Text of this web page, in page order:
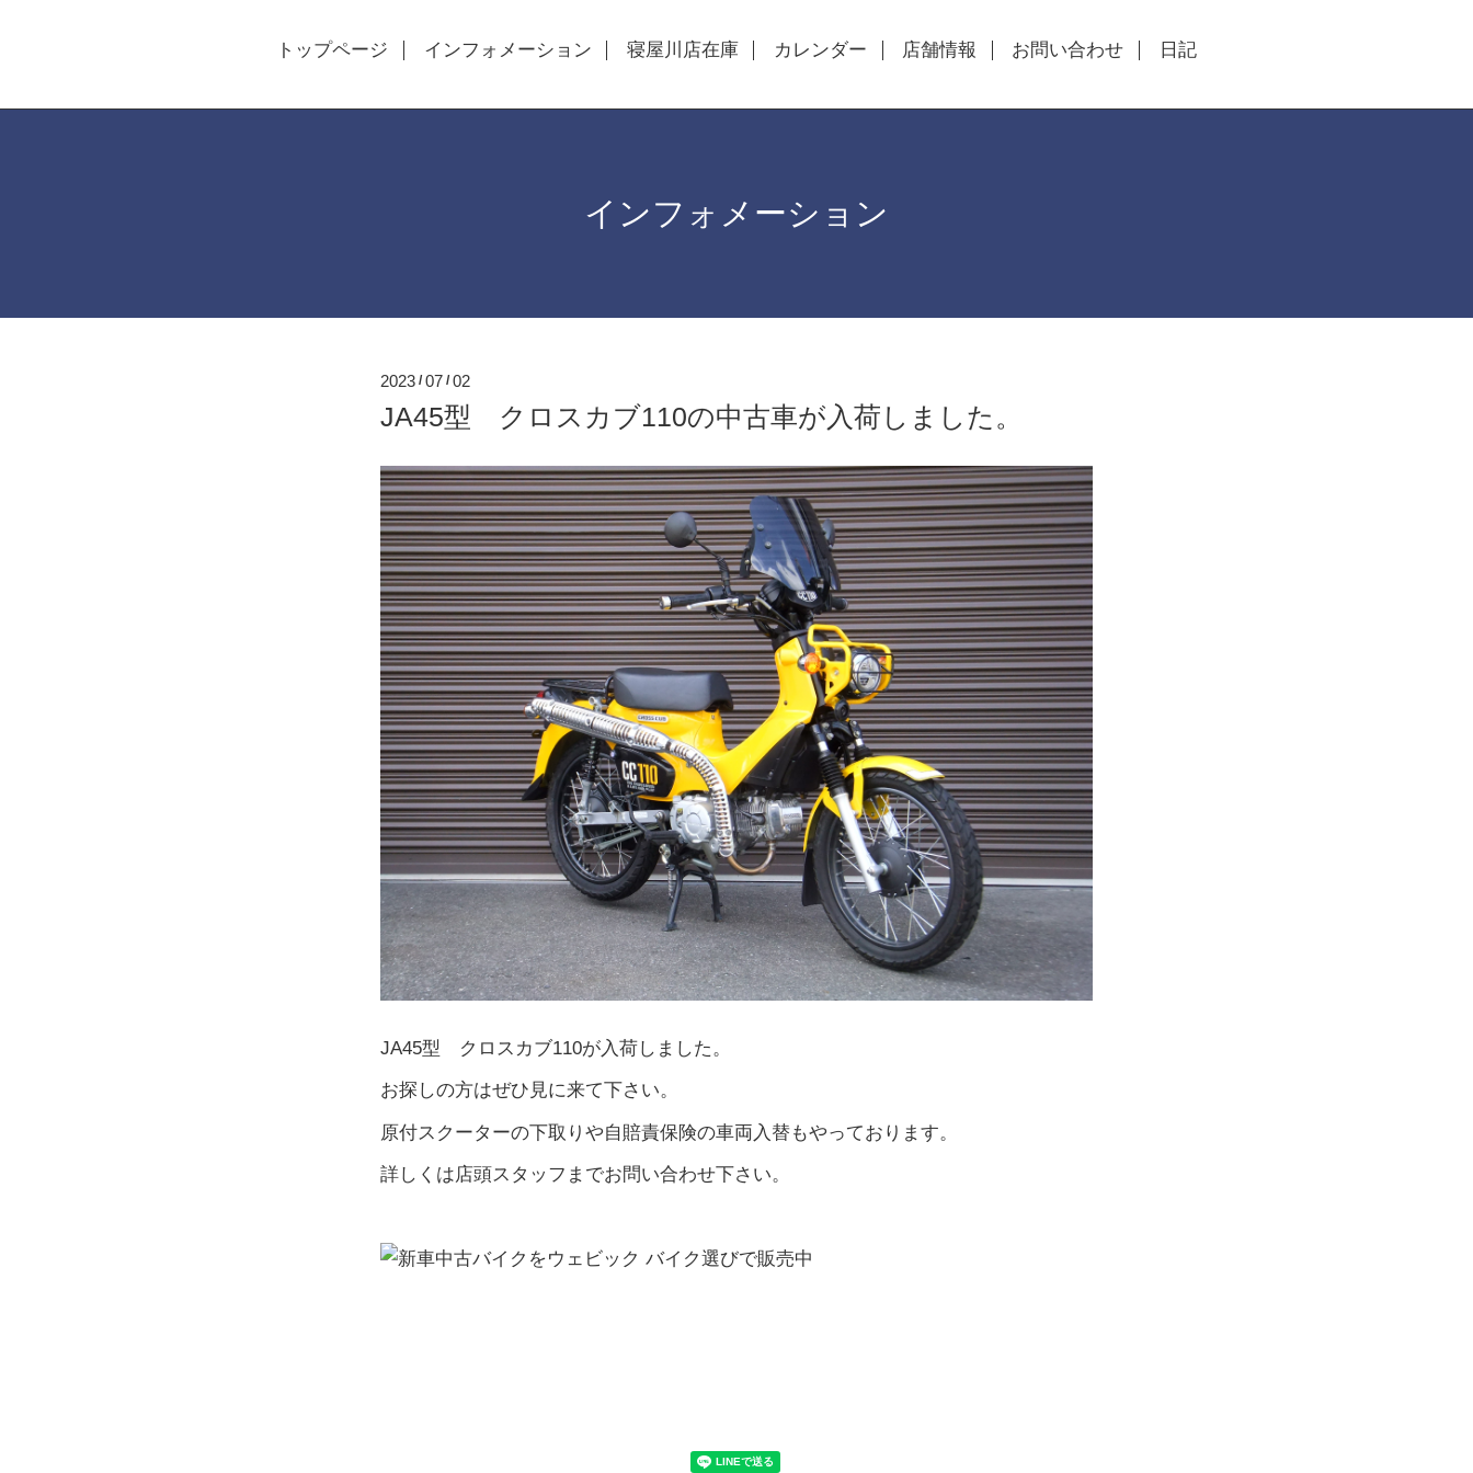
トップページ インフォメーション 寝屋川店在庫 カレンダー 店舗情報 お問い合わせ 日記
インフォメーション
2023 /07 /02
JA45型 クロスカブ110の中古車が入荷しました。
JA45型 クロスカブ110が入荷しました。
お探しの方はぜひ見に来て下さい。
原付スクーターの下取りや自賠責保険の車両入替もやっております。
詳しくは店頭スタッフまでお問い合わせ下さい。